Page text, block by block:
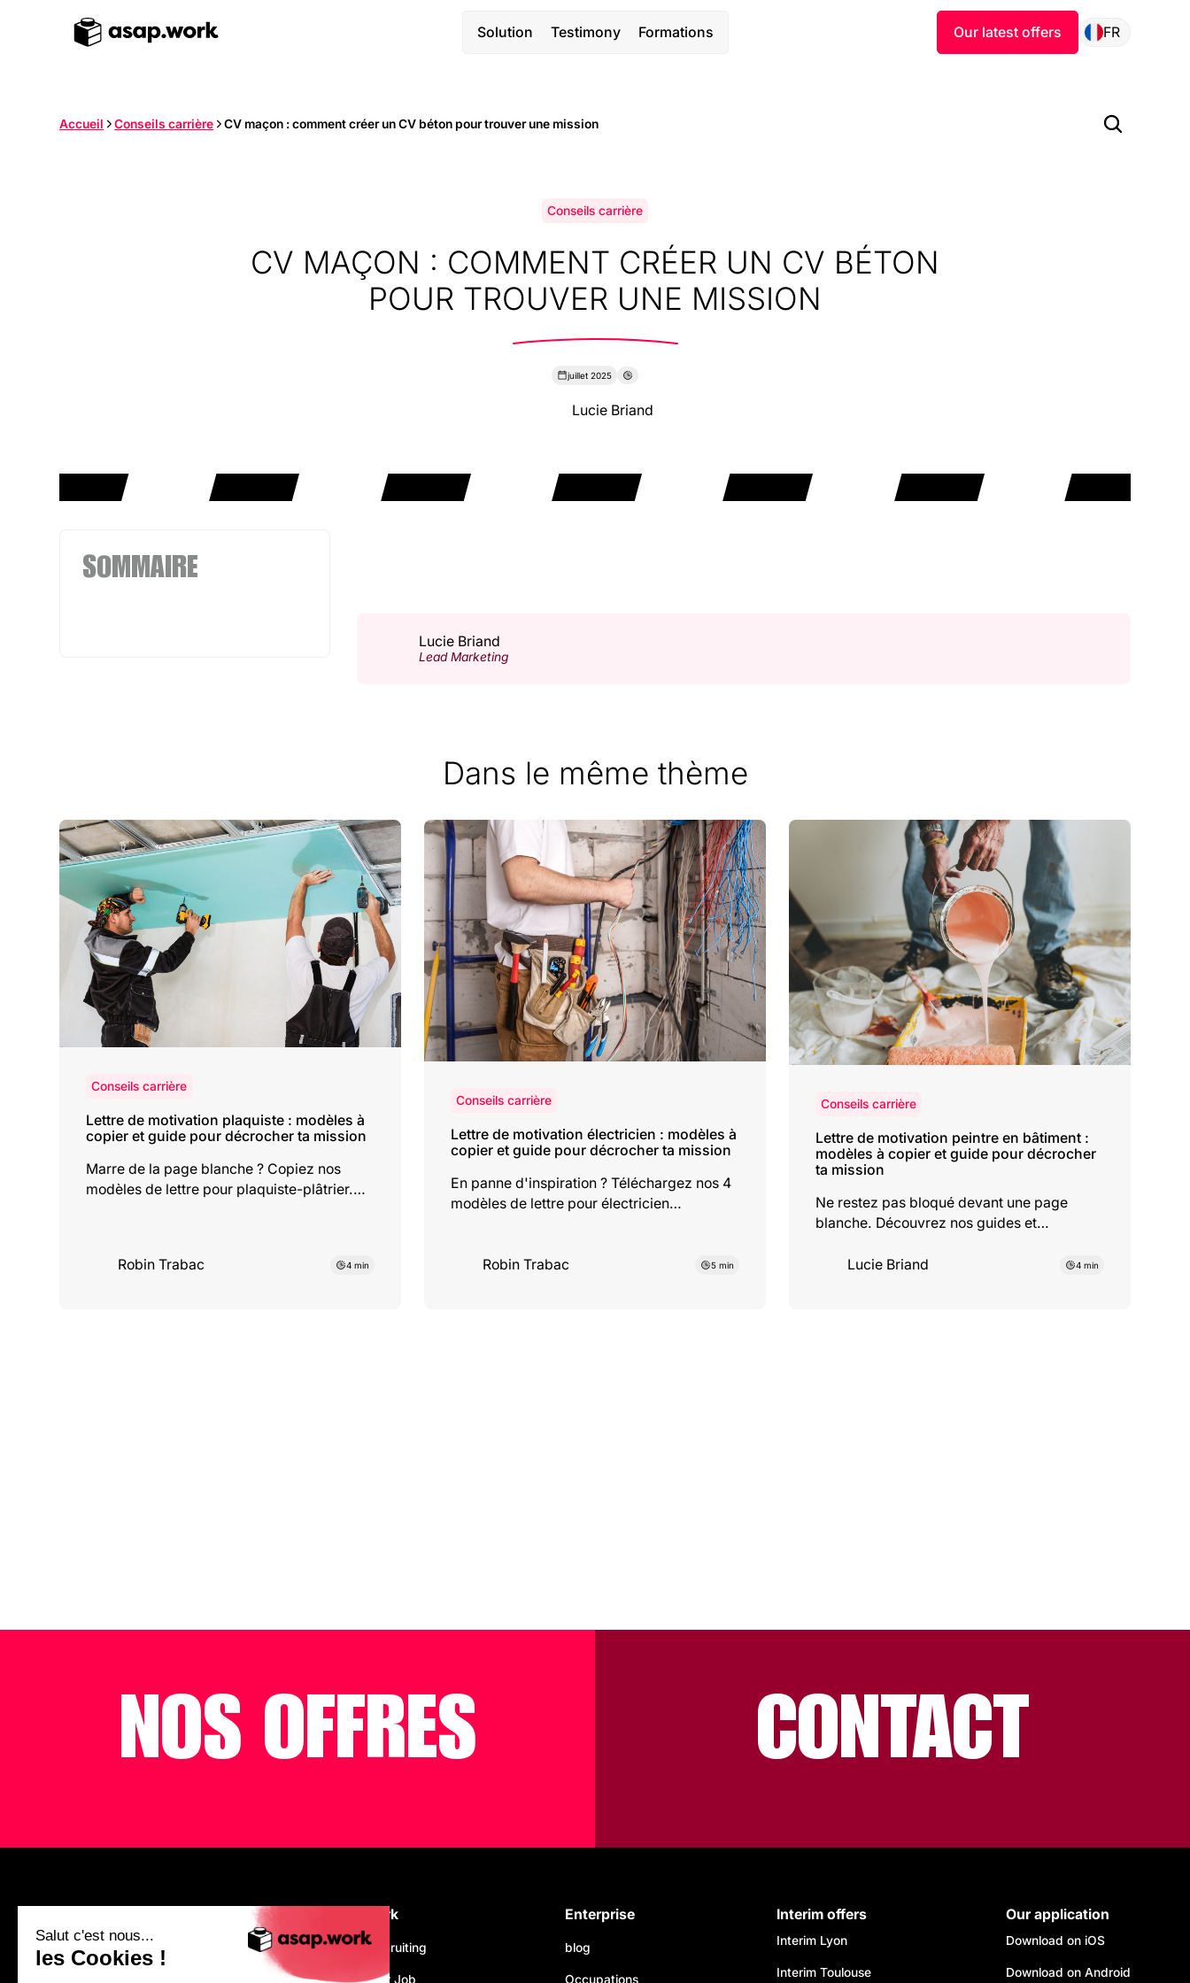
Salut c'est nous...
les Cookies !
Solution Testimony Formations Our latest offers FR
Accueil Conseils carrière CV maçon : comment créer un CV béton pour trouver une mission
Conseils carrière
CV MAÇON : COMMENT CRÉER UN CV BÉTON
POUR TROUVER UNE MISSION
juillet 2025
Lucie Briand
SOMMAIRE
Lucie Briand
Lead Marketing
Dans le même thème
Conseils carrière
Lettre de motivation plaquiste : modèles à
copier et guide pour décrocher ta mission
Marre de la page blanche ? Copiez nos
modèles de lettre pour plaquiste-plâtrier.
Robin Trabac 4 min
Conseils carrière
Lettre de motivation électricien : modèles à
copier et guide pour décrocher ta mission
En panne d'inspiration ? Téléchargez nos 4
modèles de lettre pour électricien
Robin Trabac
5 min
Conseils carrière
Lettre de motivation peintre en bâtiment :
modèles à copier et guide pour décrocher
ta mission
Ne restez pas bloqué devant une page
blanche. Découvrez nos guides et
avant votre propreté et vos finitions.
Lucie Briand 4 min
NOS OFFRES CONTACT
asap.work
We are recruiting
Make Your Job
Enterprise
blog
Occupations
Interim offers
Interim Lyon
Interim Toulouse
Our application
Download on iOS
Download on Android